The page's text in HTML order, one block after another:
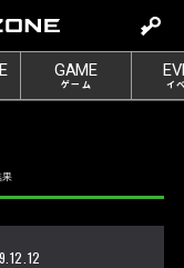
e
GAME
ゲーム イ
果